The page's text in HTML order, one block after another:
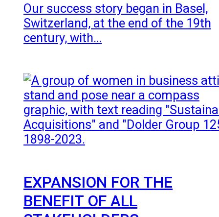
Our success story began in Basel,
Switzerland, at the end of the 19th
century, with…
EXPANSION FOR THE
BENEFIT OF ALL